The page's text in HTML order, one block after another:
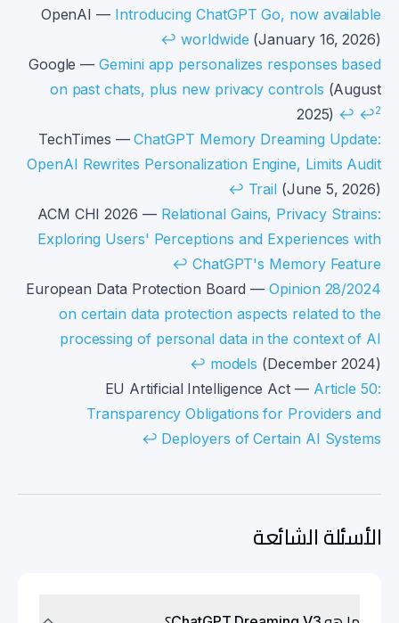
OpenAI — Introducing ChatGPT Go, now available
worldwide (January 16, 2026)
↩
Google —Gemini app personalizes responses based
on past chats, plus new privacy controls (August
2025) ↩ ↩2
TechTimes —ChatGPT Memory Dreaming Update:
OpenAI Rewrites Personalization Engine, Limits Audit
Trail (June 5, 2026)
↩
ACM CHI 2026 — Relational Gains, Privacy Strains:
Exploring Users' Perceptions and Experiences with
ChatGPT's Memory Feature
↩
European Data Protection Board —Opinion 28/2024
on certain data protection aspects related to the
processing of personal data in the context of AI
models (December 2024)
↩
EU Artificial Intelligence Act — Article 50:
Transparency Obligations for Providers and
Deployers of Certain AI Systems
↩
الأسئلة الشائعة